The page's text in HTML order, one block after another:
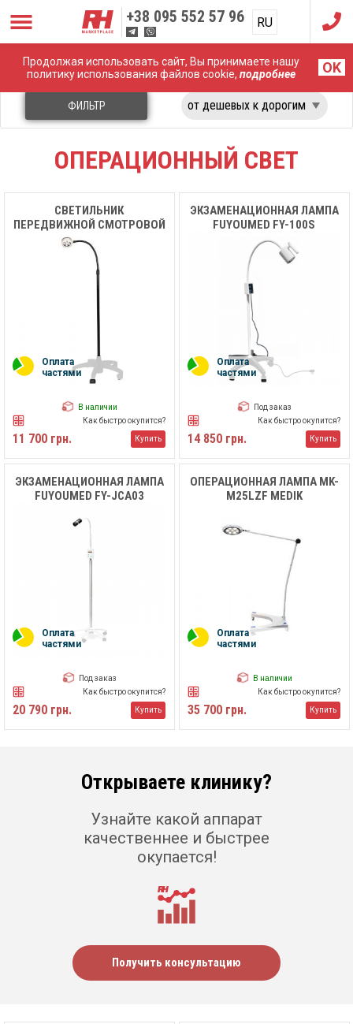
Продолжая использовать сайт, Вы принимаете нашу
политику использования файлов cookie, подробнее OK
+38 095 552 57 96 RU
UA
Главная Операционный свет
ФИЛЬТР
ОПЕРАЦИОННЫЙ СВЕТ
СВЕТИЛЬНИК
ПЕРЕДВИЖНОЙ СМОТРОВОЙ
LED MK-E110WY MEDIK
Оплата
частями
В наличии
Как быстро окупится?
11 700 грн. Купить
ЭКЗАМЕНАЦИОННАЯ ЛАМПА
FUYOUMED FY-100S
Оплата
частями
Под заказ
Как быстро окупится?
14 850 грн. Купить
ЭКЗАМЕНАЦИОННАЯ ЛАМПА
FUYOUMED FY-JCA03
Оплата
частями
Под заказ
Как быстро окупится?
20 790 грн. Купить
ОПЕРАЦИОННАЯ ЛАМПА MK-
M25LZF MEDIK
Оплата
частями
В наличии
Как быстро окупится?
35 700 грн. Купить
Открываете клинику?
Узнайте какой аппарат
качественнее и быстрее
окупается!
Получить консультацию